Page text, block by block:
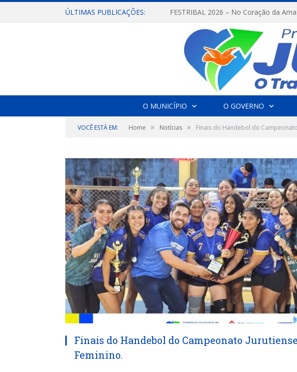
ÚLTIMAS PUBLICAÇÕES:
O MUNICÍPIO O GOVERNO
VOCÊ ESTÁ EM: Home » Notícias » Finais do Handebol do
Finais do Handebol do Campeonato
Feminino.